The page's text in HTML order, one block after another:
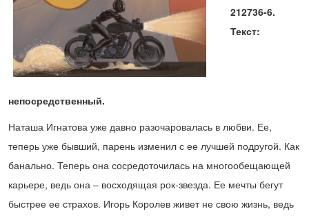
212736-6.
Текст:
непосредственный.
Наташа Игнатова уже давно разочаровалась в любви. Ее,
теперь уже бывший, парень изменил с ее лучшей подругой. Как
банально. Теперь она сосредоточилась на многообещающей
карьере, ведь она – восходящая рок-звезда. Ее мечты бегут
быстрее ее страхов. Игорь Королев живет не свою жизнь, ведь